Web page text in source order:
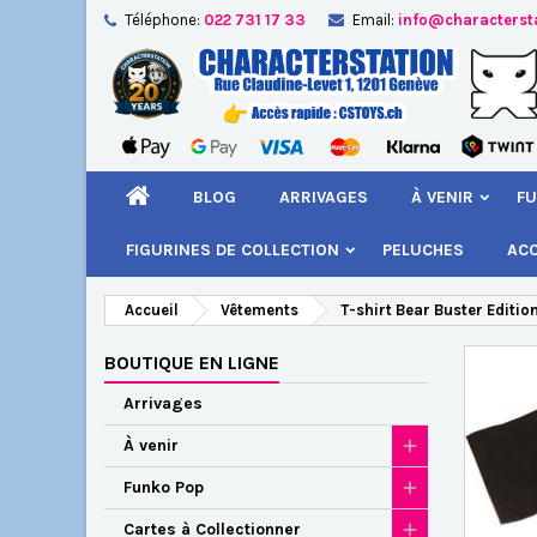
Téléphone: 022 731 17 33 Email:
BLOG ARRIVAGES À VENIR
FIGURINES DE COLLECTION PELUCHES
Accueil Vêtements T-shirt Bear Buster
BOUTIQUE EN LIGNE
Arrivages
À venir
Funko Pop
Cartes à Collectionner